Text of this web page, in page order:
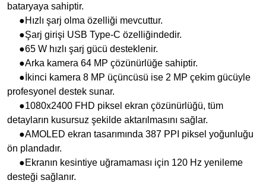
bataryaya sahiptir.
●Hızlı şarj olma özelliği mevcuttur.
●Şarj girişi USB Type-C özelliğindedir.
●65 W hızlı şarj gücü desteklenir.
●Arka kamera 64 MP çözünürlüğe sahiptir.
●İkinci kamera 8 MP üçüncüsü ise 2 MP çekim gücüyle
profesyonel destek sunar.
●1080x2400 FHD piksel ekran çözünürlüğü, tüm
detayların kusursuz şekilde aktarılmasını sağlar.
●AMOLED ekran tasarımında 387 PPI piksel yoğunluğu
ön plandadır.
●Ekranın kesintiye uğramaması için 120 Hz yenileme
desteği sağlanır.